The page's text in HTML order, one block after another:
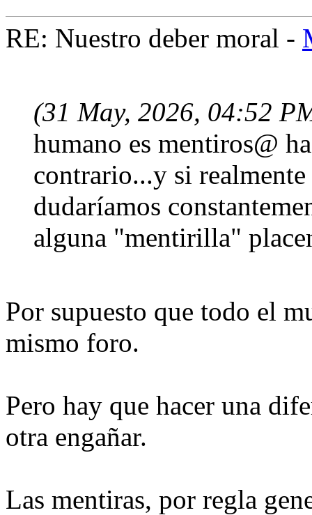
RE: Nuestro deber moral -
(31 May, 2026, 04:52
humano es mentiros@
contrario...y si
dudaríamos
alguna "mentirilla"
Por supuesto que todo el
mismo foro.
Pero hay que hacer una
otra engañar.
Las mentiras, por regla